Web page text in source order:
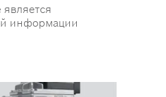
информации